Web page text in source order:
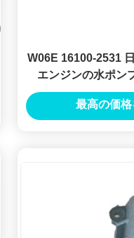
W06E 16100-2531
エンジンの水ポン
2531 のための車の
グ ポ
最高の価